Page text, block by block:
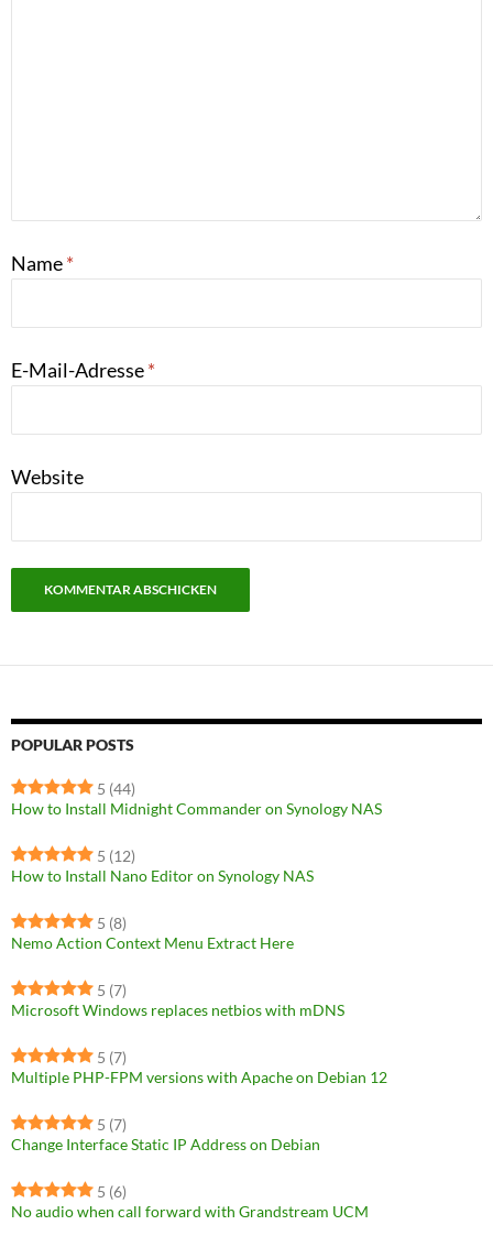
Name*
E-Mail-Adresse*
Website
POPULAR POSTS
5 (44)
How to Install Midnight Commander on Synology NAS
5 (12)
How to Install Nano Editor on Synology NAS
5 (8)
Nemo Action Context Menu Extract Here
5 (7)
Microsoft Windows replaces netbios with mDNS
5 (7)
Multiple PHP-FPM versions with Apache on Debian 12
5 (7)
Change Interface Static IP Address on Debian
5 (6)
No audio when call forward with Grandstream UCM